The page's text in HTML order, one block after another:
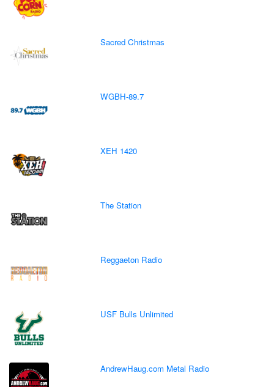
Sacred Christmas
WGBH-89.7
XEH 1420
The Station
Reggaeton Radio
USF Bulls Unlimited
AndrewHaug.com Metal Radio